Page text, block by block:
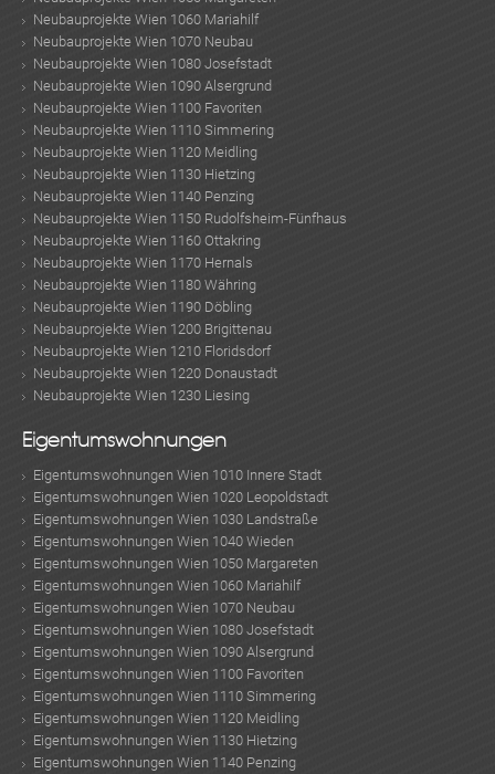
Neubauprojekte Wien 1060 Mariahilf
Neubauprojekte Wien 1070 Neubau
Neubauprojekte Wien 1080 Josefstadt
Neubauprojekte Wien 1090 Alsergrund
Neubauprojekte Wien 1100 Favoriten
Neubauprojekte Wien 1110 Simmering
Neubauprojekte Wien 1120 Meidling
Neubauprojekte Wien 1130 Hietzing
Neubauprojekte Wien 1140 Penzing
Neubauprojekte Wien 1150 Rudolfsheim-Fünfhaus
Neubauprojekte Wien 1160 Ottakring
Neubauprojekte Wien 1170 Hernals
Neubauprojekte Wien 1180 Währing
Neubauprojekte Wien 1190 Döbling
Neubauprojekte Wien 1200 Brigittenau
Neubauprojekte Wien 1210 Floridsdorf
Neubauprojekte Wien 1220 Donaustadt
Neubauprojekte Wien 1230 Liesing
Eigentumswohnungen
Eigentumswohnungen Wien 1010 Innere Stadt
Eigentumswohnungen Wien 1020 Leopoldstadt
Eigentumswohnungen Wien 1030 Landstraße
Eigentumswohnungen Wien 1040 Wieden
Eigentumswohnungen Wien 1050 Margareten
Eigentumswohnungen Wien 1060 Mariahilf
Eigentumswohnungen Wien 1070 Neubau
Eigentumswohnungen Wien 1080 Josefstadt
Eigentumswohnungen Wien 1090 Alsergrund
Eigentumswohnungen Wien 1100 Favoriten
Eigentumswohnungen Wien 1110 Simmering
Eigentumswohnungen Wien 1120 Meidling
Eigentumswohnungen Wien 1130 Hietzing
Eigentumswohnungen Wien 1140 Penzing